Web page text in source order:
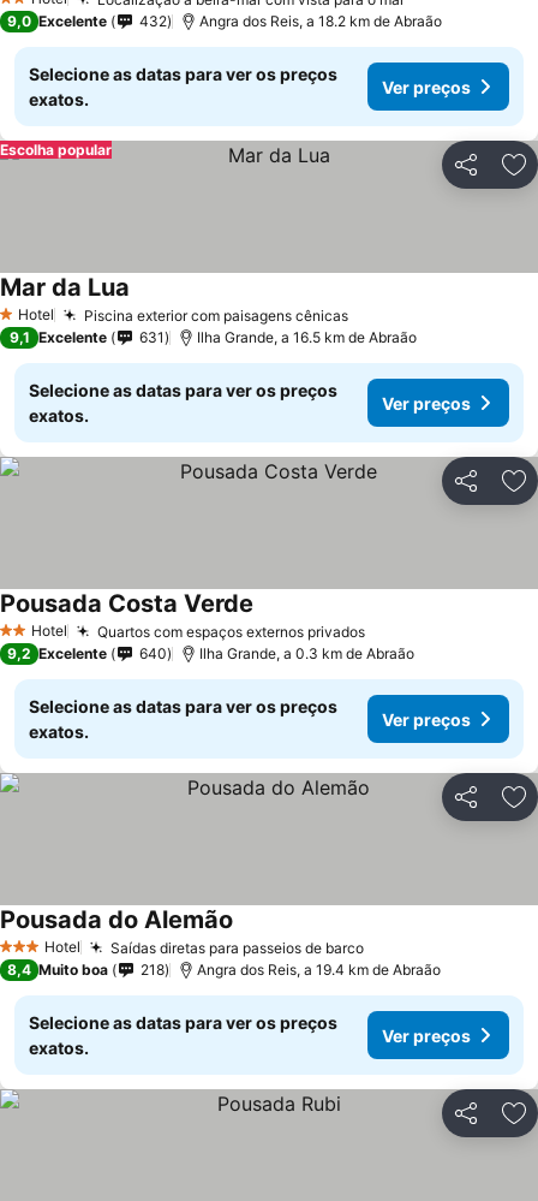
2 Estrelas
9,0 Excelente 432 Angra dos Reis, a 18.2 km de Abraão
Selecione as datas para ver os preços
exatos.
Ver preços
Partilhar
Escolha popular
1 Estrelas
Hotel Piscina exterior com paisagens cênicasVer preços
Mar da Lua
9,1 Excelente 631 Ilha Grande, a 16.5 km de Abraão
Selecione as datas para ver os preços
exatos.
Ver preços
Partilhar
2 Estrelas
Hotel Quartos com espaços externos privadosVer preços
Pousada Costa Verde
9,2 Excelente 640 Ilha Grande, a 0.3 km de Abraão
Selecione as datas para ver os preços
exatos.
Ver preços
Partilhar
3 EstrelasHotel Saídas diretas para passeios de barcoVer preços
Pousada do Alemão
8,4 Muito boa 218 Angra dos Reis, a 19.4 km de Abraão
Selecione as datas para ver os preços
exatos.
Ver preços
Partilhar